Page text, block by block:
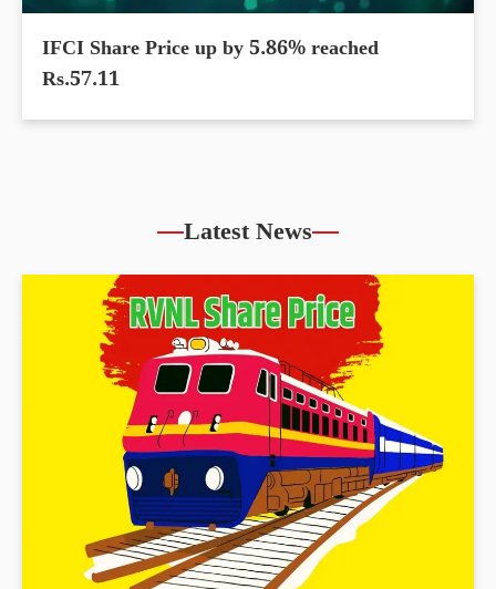
IFCI Share Price up by 5.86% reached
Rs.57.11
Latest News